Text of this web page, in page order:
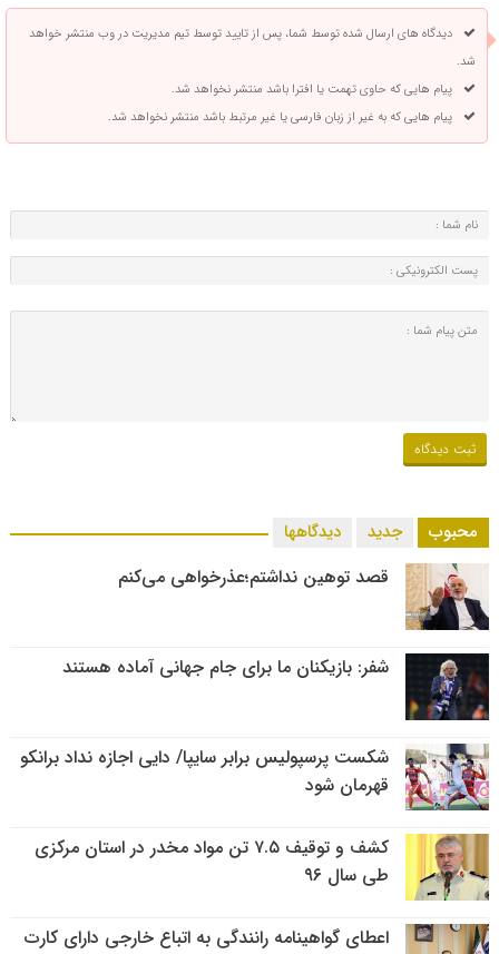
دیدگاه های ارسال شده توسط شما، پس از تایید توسط تیم مدیریت در وب منتشر خواهد
شد.
پیام هایی که حاوی تهمت یا افترا باشد منتشر نخواهد شد.
پیام هایی که به غیر از زبان فارسی یا غیر مرتبط باشد منتشر نخواهد شد.
محبوب جدید دیدگاهها
قصد توهین نداشتم؛عذرخواهی می‌کنم
شفر: بازیکنان ما برای جام جهانی آماده هستند
شکست پرسپولیس برابر سایپا/ دایی اجازه نداد برانکو
قهرمان شود
کشف و توقیف ۷.۵ تن مواد مخدر در استان مرکزی
طی سال ۹۶
اعطای گواهینامه رانندگی به اتباع خارجی دارای کارت